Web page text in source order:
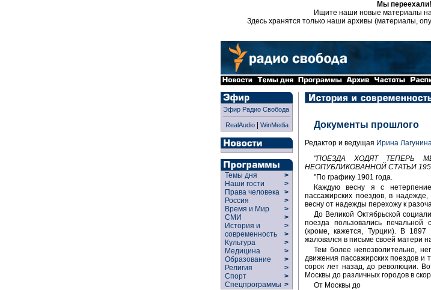
Мы переехали!
Ищите наши новые материалы
Здесь хранятся только наши архивы (материалы,
Эфир Радио Свобода
RealAudio| WinMedia
Темы дня
>
Наши гости
>
Права человека >
Россия
>
Время и Мир
>
СМИ
>
История и
современность
>
>
Культура
>
Медицина
>
Образование
>
Религия
>
Спорт
>
Спецпрограммы >
Документы прошлого
Редактор и ведущая Ирина Лагунина
"ПОЕЗДА ХОДЯТ ТЕПЕРЬ
НЕОПУБЛИКОВАННОЙ СТАТЬИ
"По графику 1901 года.
Каждую весну я с
пассажирских поездов, в
весну от надежды перехожу к
До Великой Октябрьской
поезда пользовались
(кроме, кажется, Турции). В
жаловался в письме своей матери
Тем более непозволительно,
движения пассажирских поездов и
сорок лет назад, до революции.
Москвы до различных городов в
От Москвы до